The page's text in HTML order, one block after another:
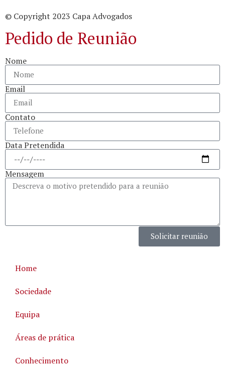
© Copyright 2023 Capa Advogados
Pedido de Reunião
Nome
Email
Contato
Data Pretendida
Mensagem
Solicitar reunião
Home
Sociedade
Equipa
Áreas de prática
Conhecimento